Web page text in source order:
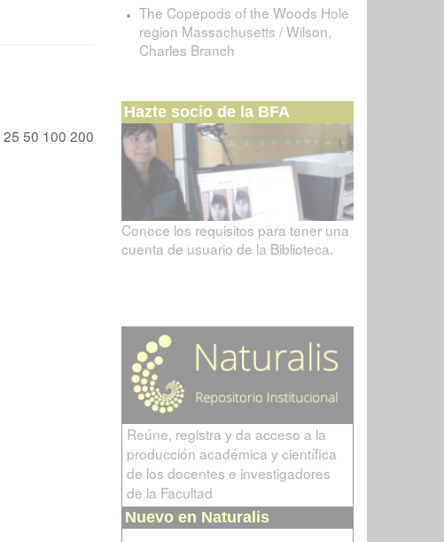
25 50 100 200
The Copepods of the Woods Hole
region Massachusetts / Wilson,
Charles Branch
Hazte socio de la BFA
Conoce los requisitos para tener una
cuenta de usuario de la Biblioteca.
Reúne, registra y da acceso a la
producción académica y científica
de los docentes e investigadores
de la Facultad
Nuevo en Naturalis